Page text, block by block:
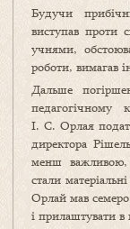
Будучи
виступав проти
учнями,
роботи, вимагав
Дальше
педагогічному
І. С. Орлая
директора
менш важливою,
стали
Орлай мав
і прилаштувати в